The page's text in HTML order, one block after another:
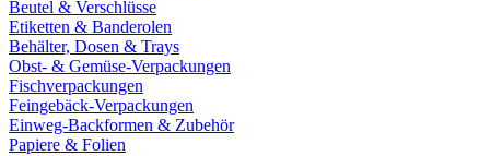
Beutel & Verschlüsse
Etiketten & Banderolen
Behälter, Dosen & Trays
Obst- & Gemüse-Verpackungen
Fischverpackungen
Feingebäck-Verpackungen
Einweg-Backformen & Zubehör
Papiere & Folien